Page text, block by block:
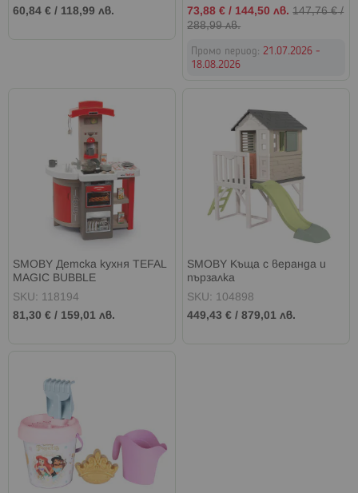
60,84 € / 118,99 лв.
Промо
цена
73,88 € / 144,50 лв. 147,76 €/
288,99 лв.
Промо период:21.07.2026 -
18.08.2026
SMOBY Детска кухня TEFAL
MAGIC BUBBLE
SKU: 118194
81,30 € / 159,01 лв.
SMOBY Къща с веранда и
пързалка
SKU: 104898
449,43 € /879,01 лв.